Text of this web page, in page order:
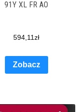
91Y XL FR AO
594,11zł
Zobacz